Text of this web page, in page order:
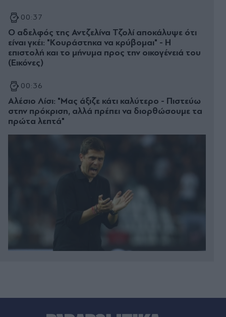
00:37
Ο αδελφός της Αντζελίνα Τζολί αποκάλυψε ότι
είναι γκέι: "Κουράστηκα να κρύβομαι" - Η
επιστολή και το μήνυμα προς την οικογένειά του
(Εικόνες)
00:36
Αλέσιο Λίσι: "Μας άξιζε κάτι καλύτερο - Πιστεύω
στην πρόκριση, αλλά πρέπει να διορθώσουμε τα
πρώτα λεπτά"